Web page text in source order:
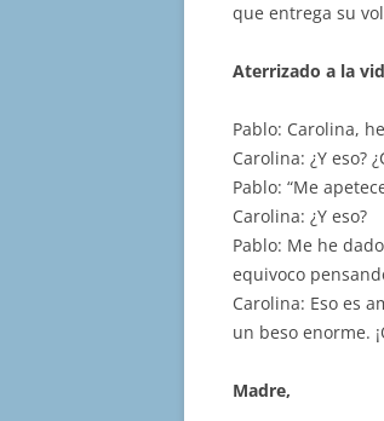
que entrega su
Aterrizado a la
Pablo: Carolina,
Carolina: ¿Y eso?
Pablo: “Me
Carolina: ¿Y eso?
Pablo: Me he
equivoco
Carolina: Eso es
un beso enorme.
Madre,